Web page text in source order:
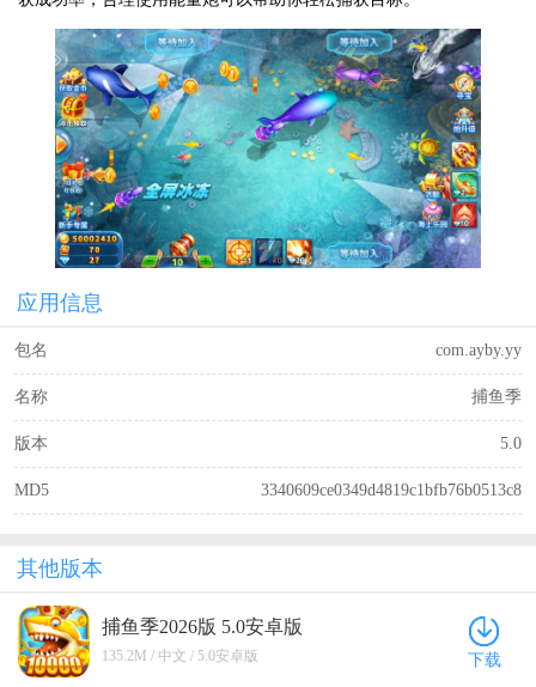
应用信息
包名 com.ayby.yy
名称 捕鱼季
版本 5.0
MD5 3340609ce0349d4819c1bfb76b0513c8
其他版本
捕鱼季2026版 5.0安卓版
135.2M / 中文 / 5.0安卓版 下载